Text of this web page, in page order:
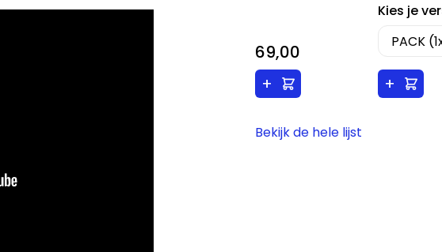
69,00
+
Kies je
+
Bekijk de hele lijst